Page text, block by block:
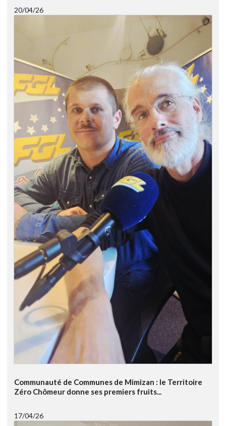
20/04/26
Communauté de Communes de Mimizan : le Territoire
Zéro Chômeur donne ses premiers fruits...
17/04/26